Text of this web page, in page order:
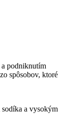
podniknutím
spôsobov, ktoré
a vysokým